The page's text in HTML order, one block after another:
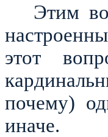
Этим
этот
почему)
иначе.